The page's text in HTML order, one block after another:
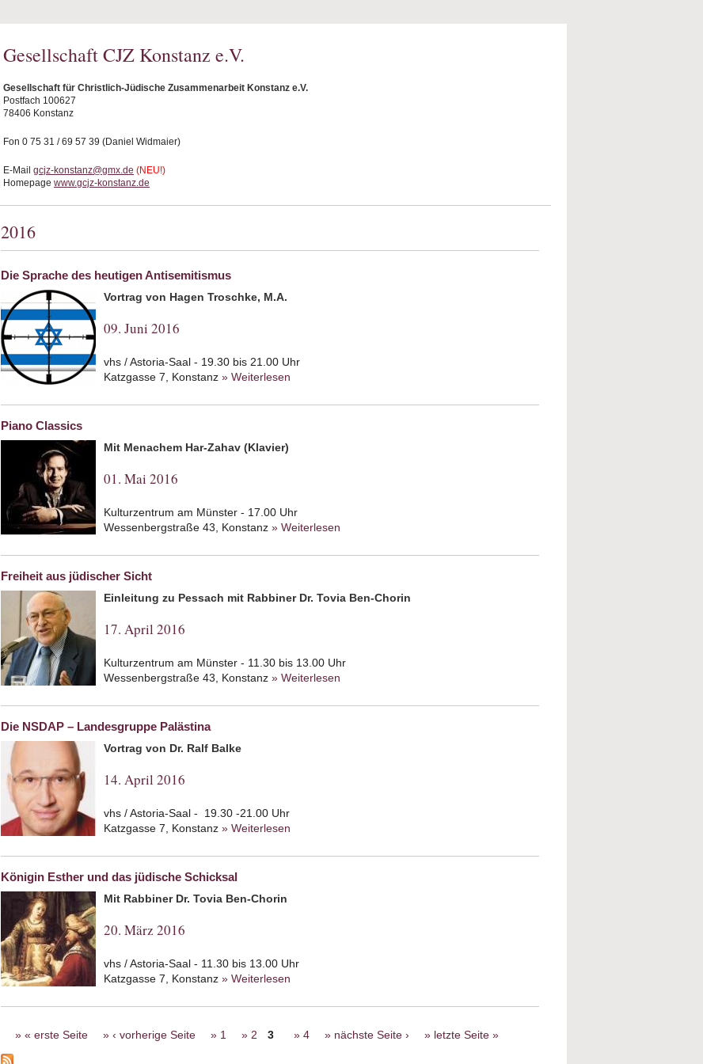
Gesellschaft CJZ Konstanz e.V.
Gesellschaft für Christlich-Jüdische Zusammenarbeit Konstanz e.V.
Postfach 100627
78406 Konstanz
Fon 0 75 31 / 69 57 39 (Daniel Widmaier)
E-Mail gcjz-konstanz@gmx.de (NEU!)
Homepage www.gcjz-konstanz.de
2016
Die Sprache des heutigen Antisemitismus
Vortrag von Hagen Troschke, M.A.
09. Juni 2016
vhs / Astoria-Saal - 19.30 bis 21.00 Uhr
Katzgasse 7, Konstanz » Weiterlesen
Piano Classics
Mit Menachem Har-Zahav (Klavier)
01. Mai 2016
Kulturzentrum am Münster - 17.00 Uhr
Wessenbergstraße 43, Konstanz » Weiterlesen
Freiheit aus jüdischer Sicht
Einleitung zu Pessach mit Rabbiner Dr. Tovia Ben-Chorin
17. April 2016
Kulturzentrum am Münster - 11.30 bis 13.00 Uhr
Wessenbergstraße 43, Konstanz » Weiterlesen
Die NSDAP – Landesgruppe Palästina
Vortrag von Dr. Ralf Balke
14. April 2016
vhs / Astoria-Saal - 19.30 -21.00 Uhr
Katzgasse 7, Konstanz » Weiterlesen
Königin Esther und das jüdische Schicksal
Mit Rabbiner Dr. Tovia Ben-Chorin
20. März 2016
vhs / Astoria-Saal - 11.30 bis 13.00 Uhr
Katzgasse 7, Konstanz » Weiterlesen
Seiten
« erste Seite ‹ vorherige Seite 1 2 3 4 nächste Seite › letzte Seite »